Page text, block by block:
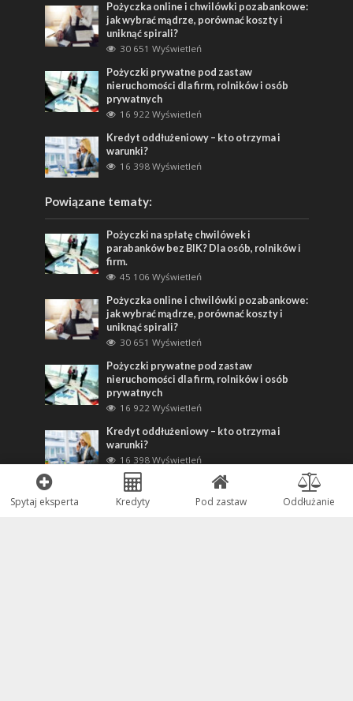
Pożyczka online i chwilówki pozabankowe:
jak wybrać mądrze, porównać koszty i
uniknąć spirali?
30 651 Wyświetleń
Pożyczki prywatne pod zastaw
nieruchomości dla firm, rolników i osób
prywatnych
16 922 Wyświetleń
Kredyt oddłużeniowy – kto otrzyma i
warunki?
16 398 Wyświetleń
Powiązane tematy:
Pożyczki na spłatę chwilówek i
parabanków bez BIK? Dla osób, rolników i
firm.
45 106 Wyświetleń
Pożyczka online i chwilówki pozabankowe:
jak wybrać mądrze, porównać koszty i
uniknąć spirali?
30 651 Wyświetleń
Pożyczki prywatne pod zastaw
nieruchomości dla firm, rolników i osób
prywatnych
16 922 Wyświetleń
Kredyt oddłużeniowy – kto otrzyma i
warunki?
16 398 Wyświetleń
Kontakt:
Spytaj eksperta Kredyty Pod zastaw Oddłużanie